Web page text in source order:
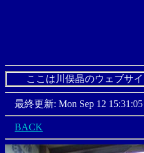
ここは川俣晶のウェブサ
最終更新: Mon Sep 12 15:31:05
BACK